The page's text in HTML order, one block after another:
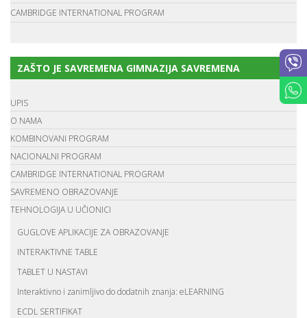
CAMBRIDGE INTERNATIONAL PROGRAM
ZAŠTO JE SAVREMENA GIMNAZIJA SAVREMENA
UPIS
O NAMA
KOMBINOVANI PROGRAM
NACIONALNI PROGRAM
CAMBRIDGE INTERNATIONAL PROGRAM
SAVREMENO OBRAZOVANJE
TEHNOLOGIJA U UČIONICI
GUGLOVE APLIKACIJE ZA OBRAZOVANJE
INTERAKTIVNE TABLE
TABLET U NASTAVI
Interaktivno i zanimljivo do dodatnih znanja: eLEARNING
ECDL SERTIFIKAT